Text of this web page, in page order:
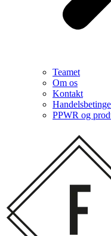
Teamet
Om os
Kontakt
PPWR og